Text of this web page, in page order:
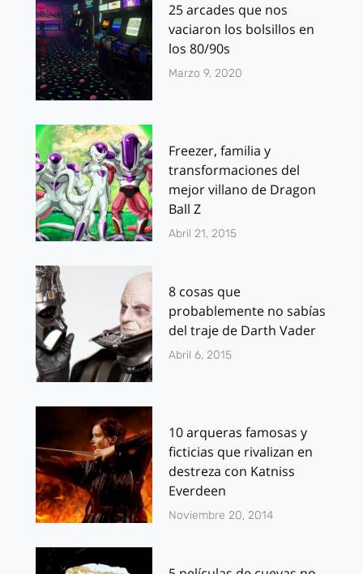
25 arcades que nos
vaciaron los bolsillos en
los 80/90s
Marzo 9, 2020
Freezer, familia y
transformaciones del
mejor villano de Dragon
Ball Z
Abril 21, 2015
8 cosas que
probablemente no sabías
del traje de Darth Vader
Abril 6, 2015
10 arqueras famosas y
ficticias que rivalizan en
destreza con Katniss
Everdeen
Noviembre 20, 2014